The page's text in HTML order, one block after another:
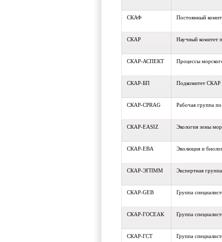
СКАФ Постоянный
СКАР Научный комитет
СКАР-АСПЕКТ Процессы
СКАР-БП Подкомитет СКАР
СКАР-CPRAG Рабочая группа
СКАР-EASIZ Экология зоны
СКАР-EBA Эволюция и
СКАР-ЭГПММ Экспертная
СКАР-GEB Группа
СКАР-ГОСЕАК Группа
СКАР-ГСТ Группа